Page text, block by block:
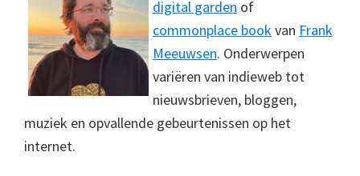
digital garden of
commonplace bookvan Frank
Meeuwsen. Onderwerpen
variëren van indieweb tot
nieuwsbrieven, bloggen,
muziek en opvallende gebeurtenissen op het
internet.